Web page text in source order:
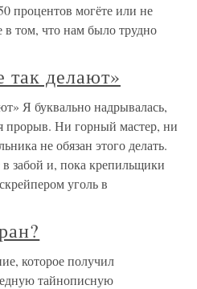
процентов могёте или не
в том, что нам было трудно
так делают»
Я буквально надрывалась,
прорыв. Ни горный мастер, ни
не обязан этого делать.
в забой и, пока крепильщики
уголь в
которое получил
тайнописную